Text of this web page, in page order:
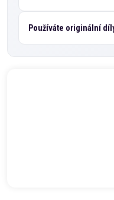
Používáte originální